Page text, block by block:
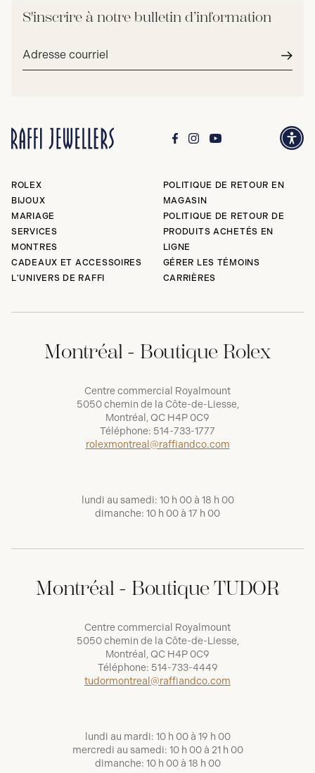
S'inscrire à notre bulletin d’information
Adresse
ROLEX
BIJOUX
MARIAGE
SERVICES
MONTRES
CADEAUX ET ACCESSOIRES
L'UNIVERS DE RAFFI
POLITIQUE DE RETOUR EN
MAGASIN
POLITIQUE DE RETOUR DE
PRODUITS ACHETÉS EN
LIGNE
GÉRER LES TÉMOINS
CARRIÈRES
Montréal - Boutique Rolex
Centre commercial Royalmount
5050 chemin de la Côte-de-Liesse,
Montréal, QC H4P 0C9
Téléphone: 514-733-1777
rolexmontreal@raffiandco.com
lundi au samedi: 10 h 00 à 18 h 00
dimanche: 10 h 00 à 17 h 00
Montréal - Boutique TUDOR
Centre commercial Royalmount
5050 chemin de la Côte-de-Liesse,
Montréal, QC H4P 0C9
Téléphone: 514-733-4449
tudormontreal@raffiandco.com
lundi au mardi: 10 h 00 à 19 h 00
mercredi au samedi: 10 h 00 à 21 h 00
dimanche: 10 h 00 à 18 h 00